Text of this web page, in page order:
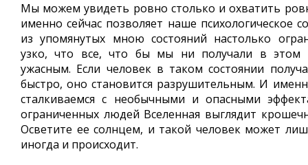
Мы можем увидеть ровно столько и охватить
именно сейчас позволяет наше психологическое
из упомянутых мною состояний настолько
узко, что все, что бы мы ни получали в этом
ужасным. Если человек в таком состоянии
быстро, оно становится разрушительным. И
сталкиваемся с необычными и опасными
ограниченных людей Вселенная выглядит
Осветите ее солнцем, и такой человек может
иногда и происходит.